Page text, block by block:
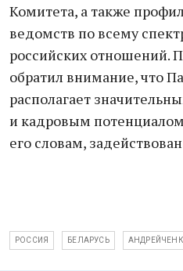
Комитета, а также
ведомств по всему
российских отношений.
обратил внимание, что
располагает
и кадровым
его словам,
РОССИЯ БЕЛАРУСЬ